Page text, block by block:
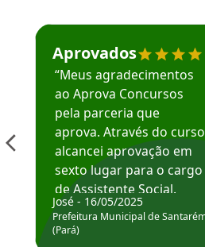
Estudante José recomenda o
Aprovados
“Meus agradecimentos
ao Aprova Concursos
pela parceria que
aprova. Através do curso
alcancei aprovação em
sexto lugar para o cargo
de Assistente Social.
Hoje estou atuando na
Prefeitura de Santarém.
José - 16/05/2025
Prefeitura Municipal de
(Pará)